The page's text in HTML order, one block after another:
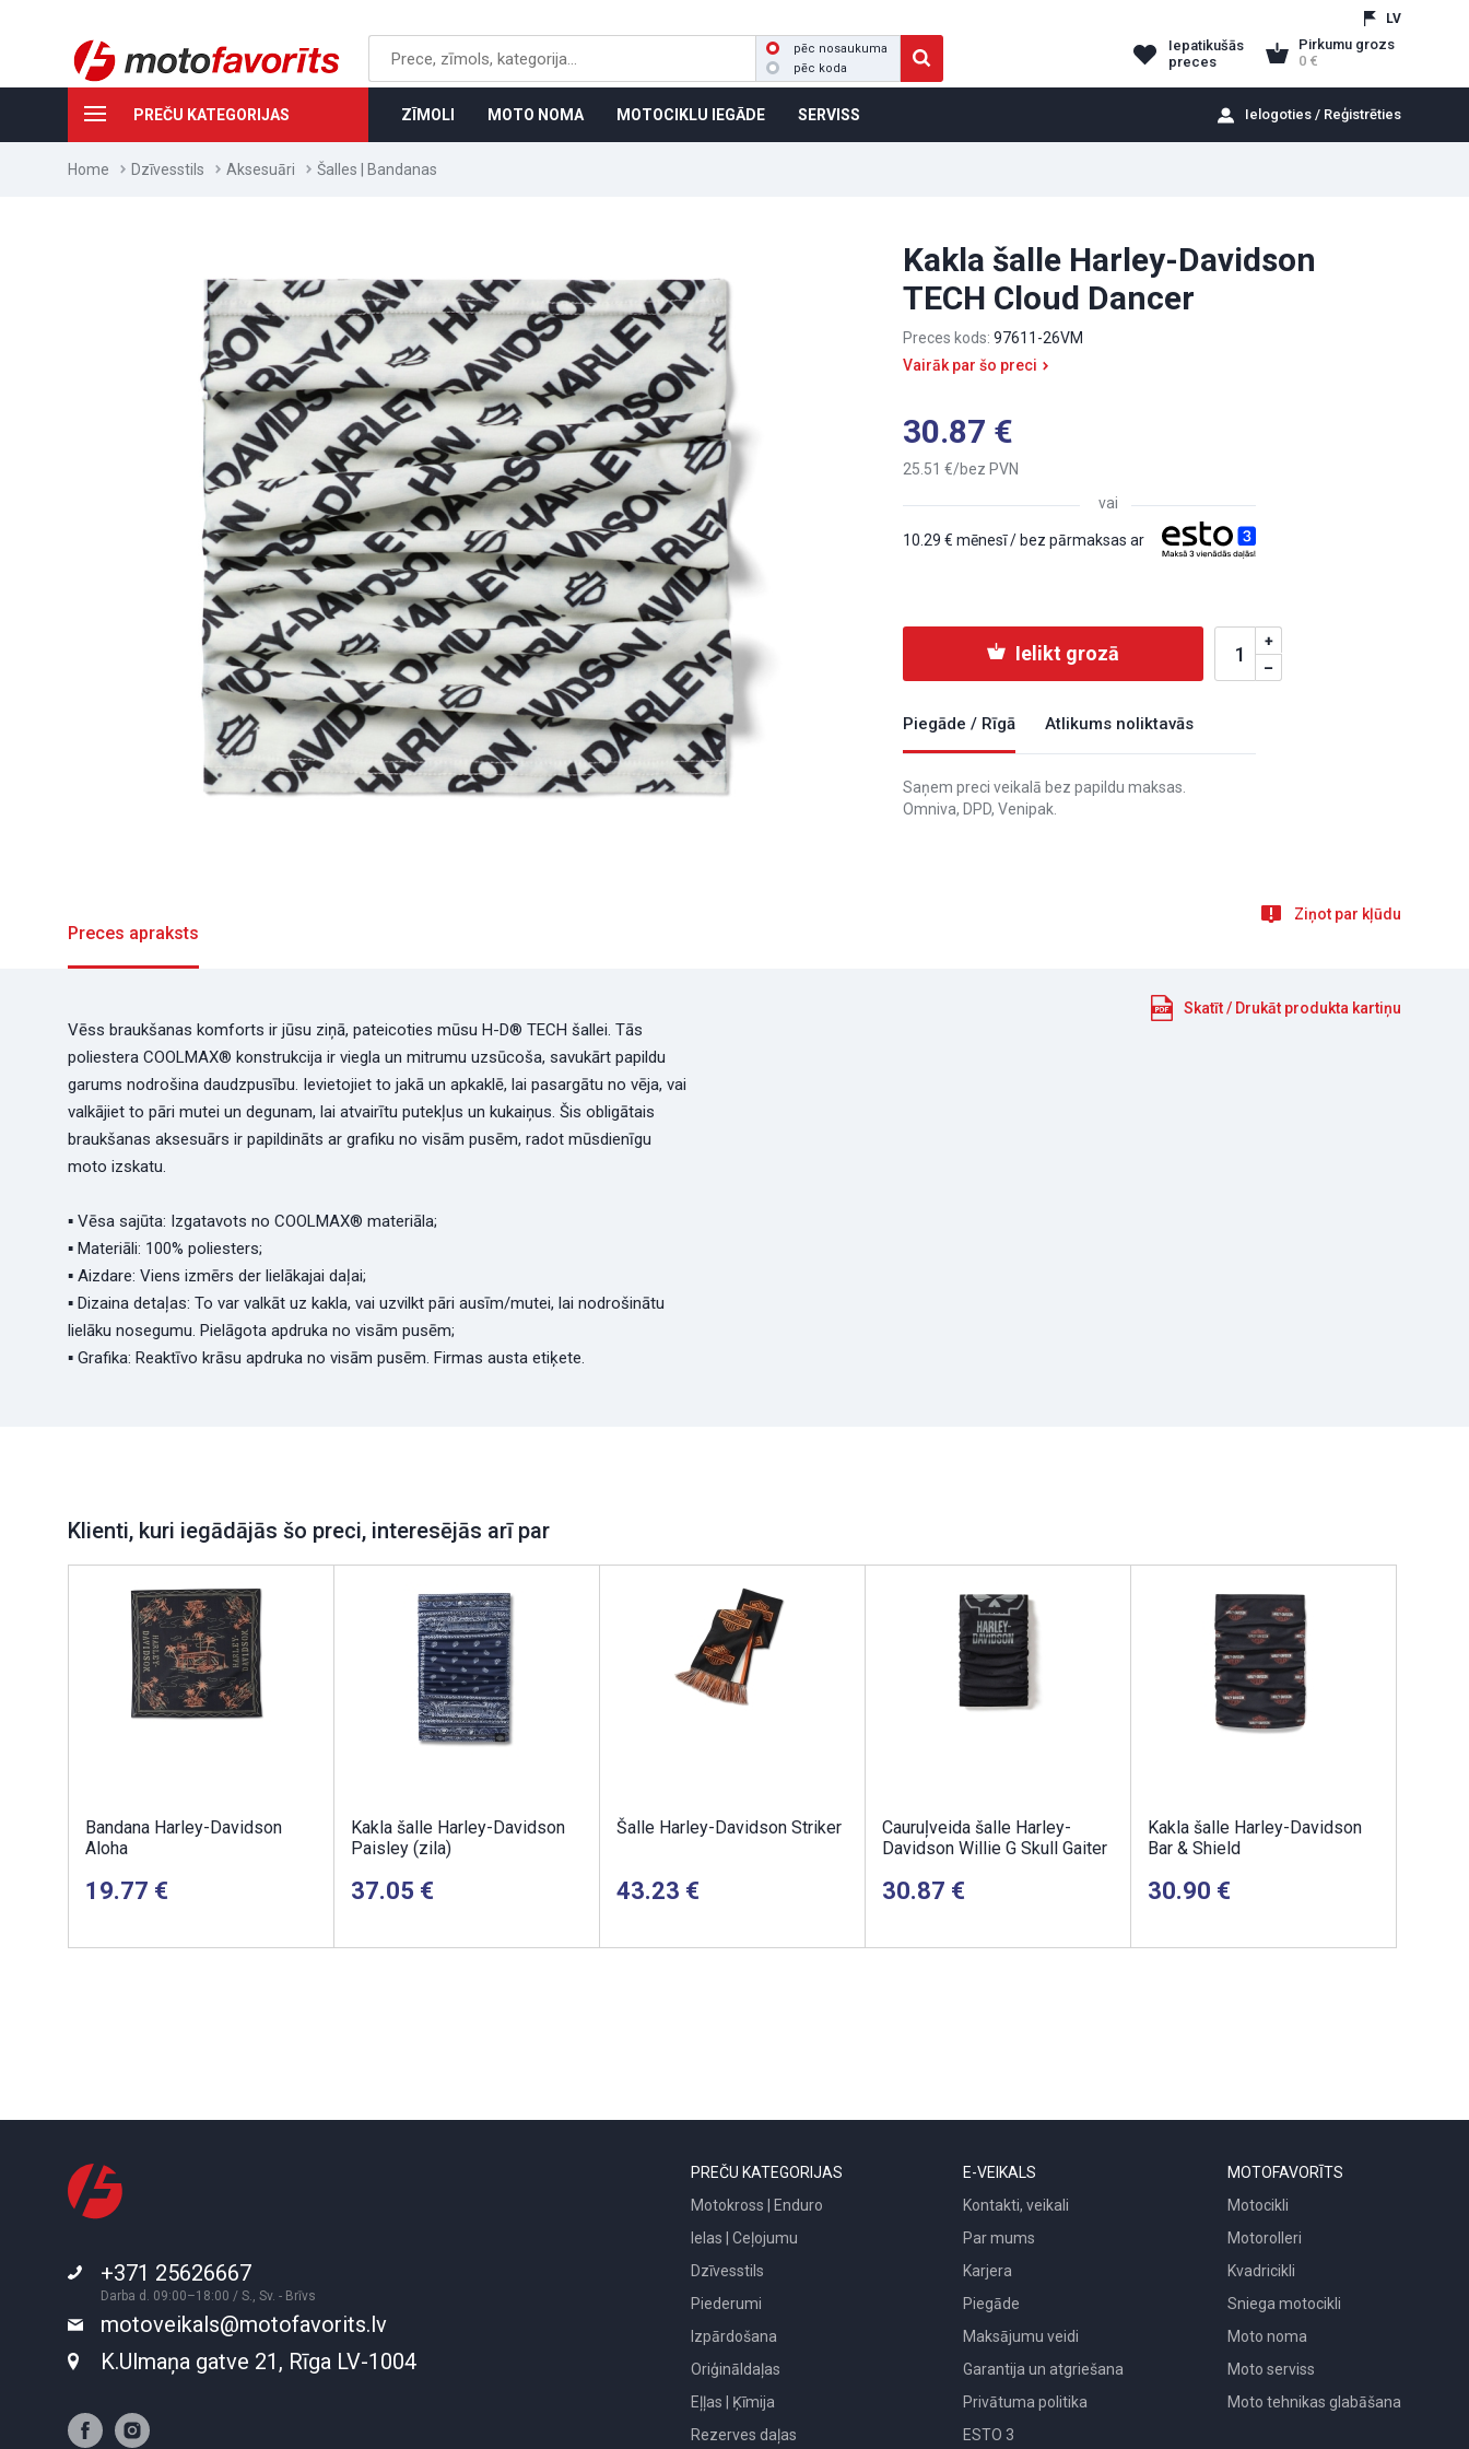
LV
Iepatikušās
preces
Pirkumu grozs
0
pēc nosaukuma
pēc koda
Ielogoties / Reģistrēties
PREČU KATEGORIJAS ZĪMOLI MOTO NOMA MOTOCIKLU IEGĀDE SERVISS
Home Dzīvesstils Aksesuāri Šalles | Bandanas
Kakla šalle Harley-Davidson
TECH Cloud Dancer
Preces kods: 97611-26VM
Vairāk par šo preci
30.87
25.51
bez PVN
vai
10.29 mēnesī / bez pārmaksas ar
Ielikt grozā
Piegāde / Rīgā Atlikums noliktavās
Saņem preci veikalā bez papildu maksas.
Omniva, DPD, Venipak.
Ziņot par kļūdu
Skatīt / Drukāt produkta kartiņu
Preces apraksts
Vēss braukšanas komforts ir jūsu ziņā, pateicoties mūsu H-D® TECH šallei. Tās
poliestera COOLMAX® konstrukcija ir viegla un mitrumu uzsūcoša, savukārt papildu
garums nodrošina daudzpusību. Ievietojiet to jakā un apkaklē, lai pasargātu no vēja, vai
valkājiet to pāri mutei un degunam, lai atvairītu putekļus un kukaiņus. Šis obligātais
braukšanas aksesuārs ir papildināts ar grafiku no visām pusēm, radot mūsdienīgu
moto izskatu.
▪ Vēsa sajūta: Izgatavots no COOLMAX® materiāla;
▪ Materiāli: 100% poliesters;
▪ Aizdare: Viens izmērs der lielākajai daļai;
▪ Dizaina detaļas: To var valkāt uz kakla, vai uzvilkt pāri ausīm/mutei, lai nodrošinātu
lielāku nosegumu. Pielāgota apdruka no visām pusēm;
▪ Grafika: Reaktīvo krāsu apdruka no visām pusēm. Firmas austa etiķete.
Klienti, kuri iegādājās šo preci, interesējās arī par
Bandana Harley-Davidson
Aloha
19.77
Kakla šalle Harley-Davidson
Paisley (zila)
37.05
Šalle Harley-Davidson Striker
43.23
Cauruļveida šalle Harley-
Davidson Willie G Skull Gaiter
30.87
Kakla šalle Harley-Davidson
Bar & Shield
30.90
+371 25626667
Darba d. 09:00–18:00 / S., Sv. - Brīvs
motoveikals@motofavorits.lv
K.Ulmaņa gatve 21, Rīga LV-1004
PREČU KATEGORIJAS
Motokross | Enduro
Ielas | Ceļojumu
Dzīvesstils
Piederumi
Izpārdošana
Oriģināldaļas
Eļļas | Ķīmija
Rezerves daļas
E-VEIKALS
Kontakti, veikali
Par mums
Karjera
Piegāde
Maksājumu veidi
Garantija un atgriešana
Privātuma politika
ESTO 3
MOTOFAVORĪTS
Motocikli
Motorolleri
Kvadricikli
Sniega motocikli
Moto noma
Moto serviss
Moto tehnikas glabāšana